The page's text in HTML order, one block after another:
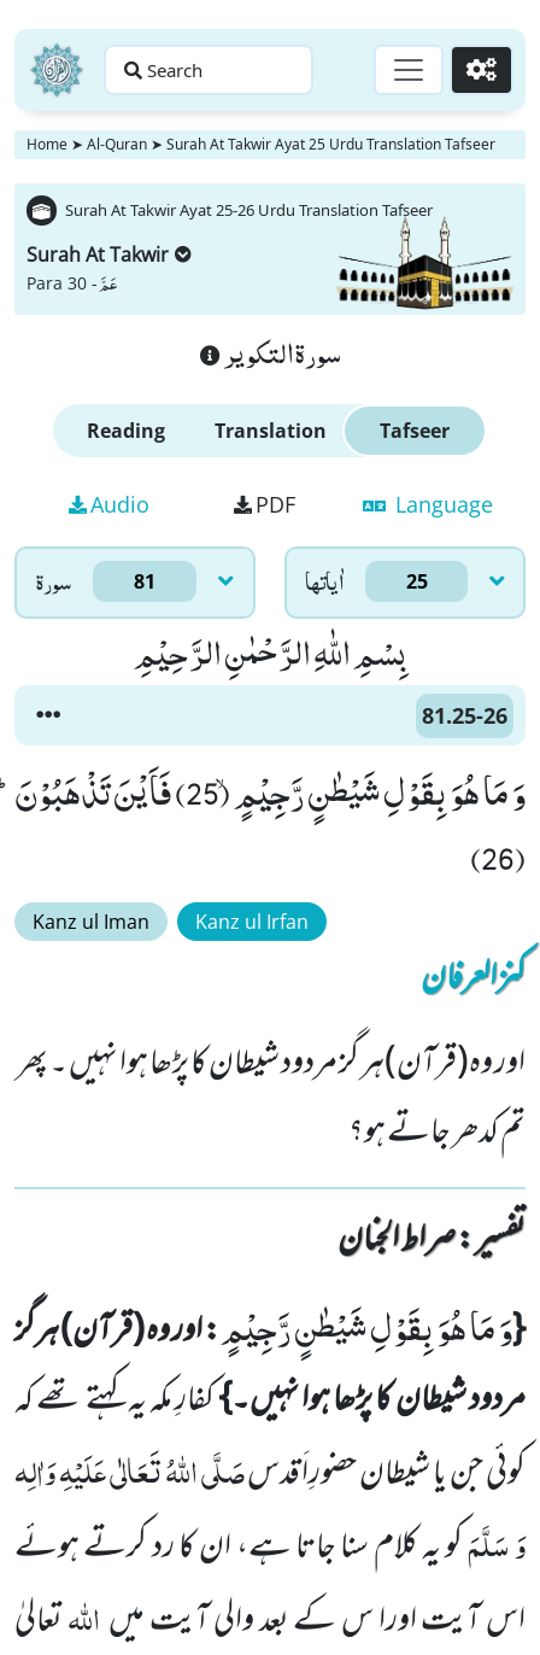
Search Go
Home ➤ Al-Quran ➤ Surah At Takwir Ayat 25 Urdu Translation Tafseer
Surah At Takwir Ayat 25-26 Urdu Translation Tafseer
Surah At Takwir
Para 30 -عَمَّ
سورة التكوير
Reading Translation Tafseer
Audio PDF Language
سورۃ 81 اٰياتها 25
بِسْمِ اللّٰهِ الرَّحْمٰنِ الرَّحِیْمِ
81.25-26
وَ مَا هُوَ بِقَوْلِ شَیْطٰنٍ رَّجِیْمٍۙ (25) فَاَیْنَ تَذْهَبُوْنَؕ
(26)
Kanz ul Iman Kanz ul Irfan
کنزالعرفان
اور وہ(قرآن)ہر گز مردود شیطان کا پڑھا ہوا نہیں ۔ پھر
تم کدھر جاتے ہو؟
تفسیر : ‎صراط الجنان
{وَ مَا هُوَ بِقَوْلِ شَیْطٰنٍ رَّجِیْمٍ: اور وہ(قرآن)ہرگز
مردود شیطان کا پڑھا ہوا نہیں۔}کفارِ مکہ یہ کہتے تھے کہ
کوئی جن یا شیطانحضورِاَ قدسصَلَّی اللّٰہُ تَعَالٰی عَلَیْہِ وَاٰلِہ
وَ سَلَّمَکو یہ کلام سنا جاتا ہے، ان کا رد کرتے ہوئے
اس آیت اورا س کے بعد والی آیتمیںاللّٰہتعالیٰ